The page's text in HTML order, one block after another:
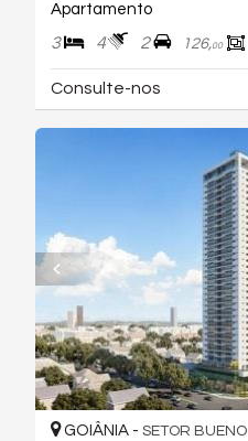
Apartamento
3 4 2 126,00
Consulte-nos
GOIÂNIA - SETOR BUENO